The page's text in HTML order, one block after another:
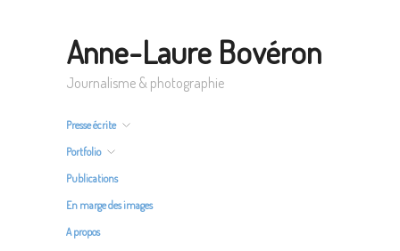
Anne-Laure Bovéron
Journalisme & photographie
Presse écrite
Portfolio
Publications
En marge des images
A propos